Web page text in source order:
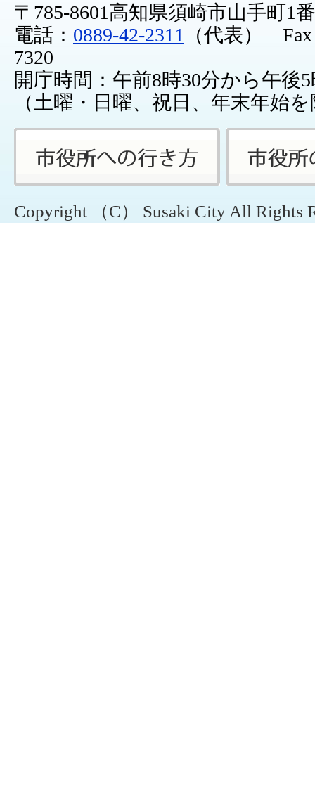
〒785-8601高知県須崎市山手町1
電話： 0889-42-2311
（代表） Fax
7320
開庁時間：午前8時30分から午後
（土曜・日曜、祝日、年末年始
Copyright （C） Susaki City All Rights